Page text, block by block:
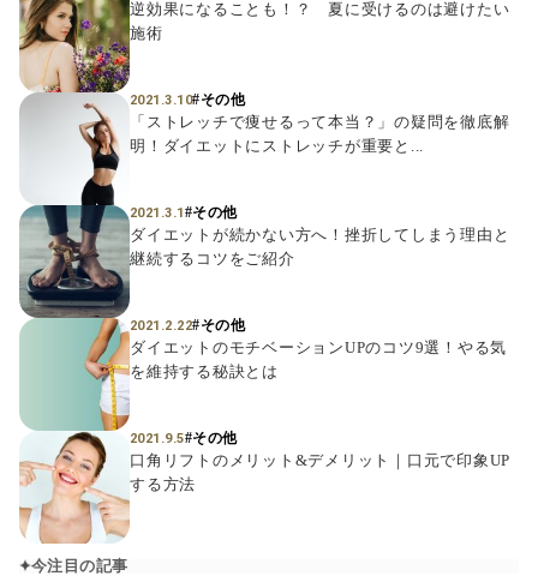
2021.9.5#その他
口角リフトのメリット&デメリット｜口元で印象UP
する方法
2021.2.22#その他
ダイエットのモチベーションUPのコツ9選！やる気
を維持する秘訣とは
2021.3.1#その他
ダイエットが続かない方へ！挫折してしまう理由と
継続するコツをご紹介
2021.3.10#その他
「ストレッチで痩せるって本当？」の疑問を徹底解
明！ダイエットにストレッチが重要と...
逆効果になることも！？ 夏に受けるのは避けたい
施術
今注目の記事